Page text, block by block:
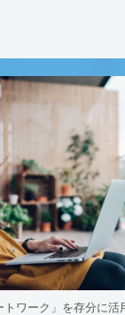
ワーク」を存分に活